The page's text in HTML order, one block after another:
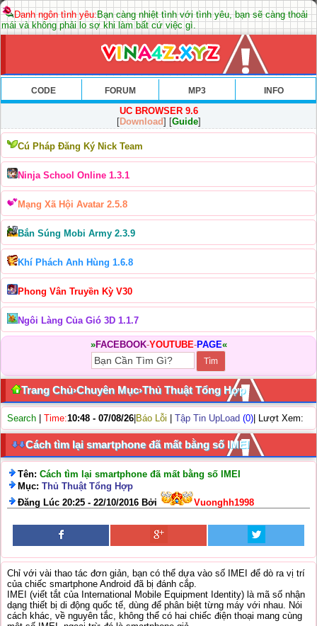
Danh ngôn tình yêu:Bạn càng nhiệt tình với tình yêu, bạn sẽ càng thoải
mái và không phải lo sợ khi làm bất cứ việc gì.
CODE FORUM MP3 INFO
UC BROWSER 9.6
[Download] [Guide]
Cú Pháp Đăng Ký Nick Team
Ninja School Online 1.3.1
Mạng Xã Hội Avatar 2.5.8
Bắn Súng Mobi Army 2.3.9
Khí Phách Anh Hùng 1.6.8
Phong Vân Truyền Kỳ V30
Ngôi Làng Của Gió 3D 1.1.7
»FACEBOOK-YOUTUBE-PAGE«
Trang Chủ›Chuyên Mục›Thủ Thuật Tổng Hợp
Search Time:10:48 - 07/08/26 Báo Lỗi Tập Tin UpLoad (0) | Lượt Xem:
Cách tìm lại smartphone đã mất bằng số IMEI
Tên: Cách tìm lại smartphone đã mất bằng số IMEI
Mục: Thủ Thuật Tổng Hợp
Đăng Lúc 20:25 - 22/10/2016 Bởi
Vuonghh1998
Chỉ với vài thao tác đơn giản, bạn có thể dựa vào số IMEI để dò ra vị trí
của chiếc smartphone Android đã bị đánh cắp.
IMEI (viết tắt của International Mobile Equipment Identity) là mã số nhận
dạng thiết bị di động quốc tế, dùng để phân biệt từng máy với nhau. Nói
cách khác, về nguyên tắc, không thể có hai chiếc điện thoại mang cùng